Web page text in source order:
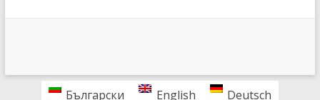
Български English Deutsch